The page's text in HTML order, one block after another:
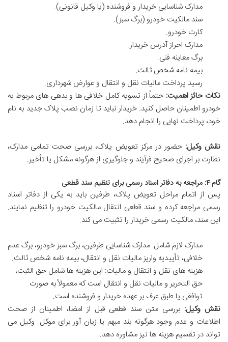
مدارک شناسایی خریدار و فروشنده (یا وکیل قانونی).
سند مالکیت خودرو (برگ سبز).
کارت خودرو.
مدارک احراز آدرس خریدار.
برگ معاینه فنی.
بیمه نامه شخص ثالث.
رسید پرداخت مالیات نقل و انتقال و عوارض شهرداری.
نکات حائز اهمیت: حتماً از تسویه کامل خلافی ها و بدهی های مربوط به
خودرو اطمینان حاصل کنید. خریدار نباید تا زمان نصب پلاک جدید به نام
خود، پرداخت نهایی را انجام دهد.
نقش وکیل: حضور در مرکز تعویض پلاک، بررسی صحت تمامی مدارک،
نظارت بر اجرای صحیح فرآیند و جلوگیری از هرگونه مشکل یا تأخیر.
گام ۴: مراجعه به دفاتر اسناد رسمی برای تنظیم سند قطعی
پس از اتمام مراحل تعویض پلاک، طرفین باید به یکی از دفاتر اسناد
رسمی مراجعه کرده و سند قطعی انتقال مالکیت خودرو را تنظیم نمایند.
این سند، مالکیت رسمی خریدار را تثبیت می کند.
مدارک لازم شامل: مدارک شناسایی طرفین، برگ سبز خودرو، برگ عدم
خلافی، تأییدیه واریز مالیات نقل و انتقال، بیمه نامه شخص ثالث.
هزینه های نقل و انتقال و مالیات: این هزینه ها شامل حق الثبت،
حق التحریر و مالیات نقل و انتقال است که معمولاً به صورت
توافقی یا طبق عرف بر عهده خریدار و فروشنده است.
نقش وکیل: بررسی متن سند قطعی قبل از امضا، اطمینان از صحت
اطلاعات و عدم وجود هرگونه بند مبهم یا زیان آور برای موکل. وکیل می
تواند در تقسیم هزینه ها نیز مشاوره دهد.